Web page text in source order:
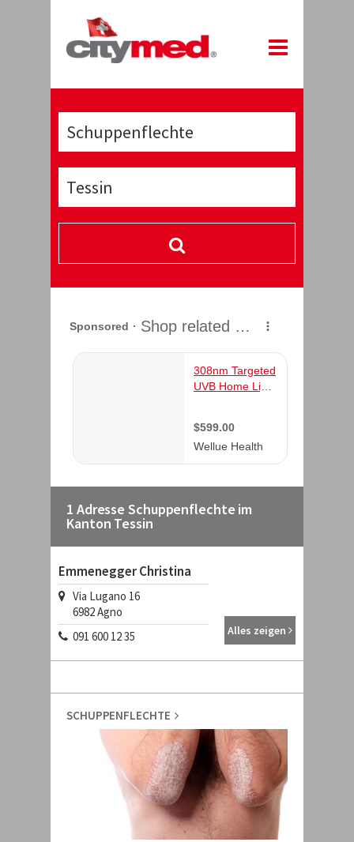
1 Adresse Schuppenflechte im
Kanton Tessin
Emmenegger Christina
Via Lugano 16
6982Agno
091 600 12 35
Alles zeigen
SCHUPPENFLECHTE